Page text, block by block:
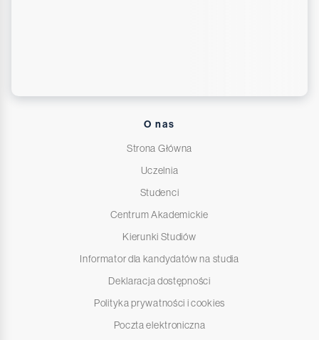
O nas
Strona Główna
Uczelnia
Studenci
Centrum Akademickie
Kierunki Studiów
Informator dla kandydatów na studia
Deklaracja dostępności
Polityka prywatności i cookies
Poczta elektroniczna